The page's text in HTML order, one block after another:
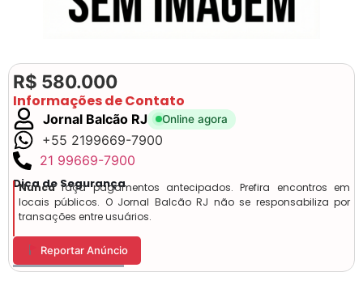
R$ 580.000
Informações de Contato
Jornal Balcão RJ Online agora
+55 2199669-7900
21 99669-7900
Dica de Segurança
Nuncafaça pagamentos antecipados. Prefira encontros em
locais públicos. O Jornal Balcão RJ não se responsabiliza por
transações entre usuários.
Reportar Anúncio